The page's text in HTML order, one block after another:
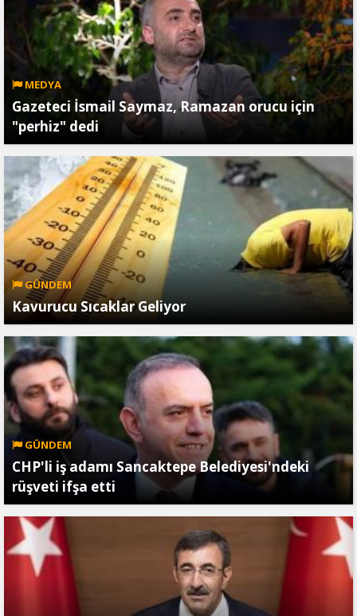
MEDYA
Gazeteci İsmail Saymaz, Ramazan orucu için
"perhiz" dedi
GÜNDEM
Kavurucu Sıcaklar Geliyor
GÜNDEM
CHP'li iş adamı Sancaktepe Belediyesi'ndeki
rüşveti ifşa etti